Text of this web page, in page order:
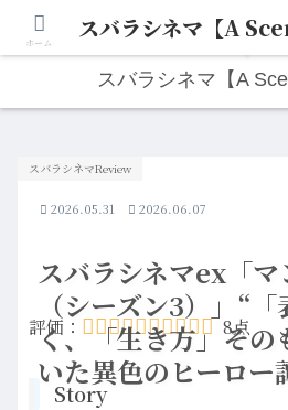
人生は“ひとりごと”から始まる。
スバラシネマ【A
スバラシネマex「マ
（シーズン3）」“
く、「生き方」その
いた異色のヒーロー
スバラシネマReview
2026.05.31 2026.06.07
評価： 8点
Story
ホーム スバラシネマ【A